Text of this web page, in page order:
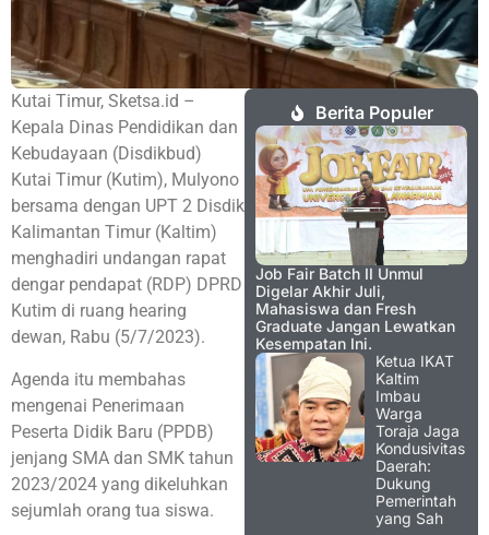
Kutai Timur, Sketsa.id –
Kepala Dinas Pendidikan dan
Kebudayaan (Disdikbud)
Kutai Timur (Kutim), Mulyono
bersama dengan UPT 2 Disdik
Kalimantan Timur (Kaltim)
menghadiri undangan rapat
dengar pendapat (RDP) DPRD
Kutim di ruang hearing
dewan, Rabu (5/7/2023).
Agenda itu membahas
mengenai Penerimaan
Peserta Didik Baru (PPDB)
jenjang SMA dan SMK tahun
2023/2024 yang dikeluhkan
sejumlah orang tua siswa.
Berita Populer
Job Fair Batch II Unmul
Digelar Akhir Juli,
Mahasiswa dan Fresh
Graduate Jangan Lewatkan
Kesempatan Ini.
Ketua IKAT
Kaltim
Imbau
Warga
Toraja Jaga
Kondusivitas
Daerah:
Dukung
Pemerintah
yang Sah